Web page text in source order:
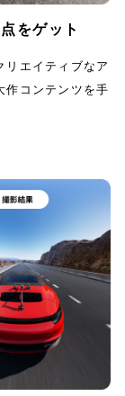
をゲット
リエイティブなア
作コンテンツを手